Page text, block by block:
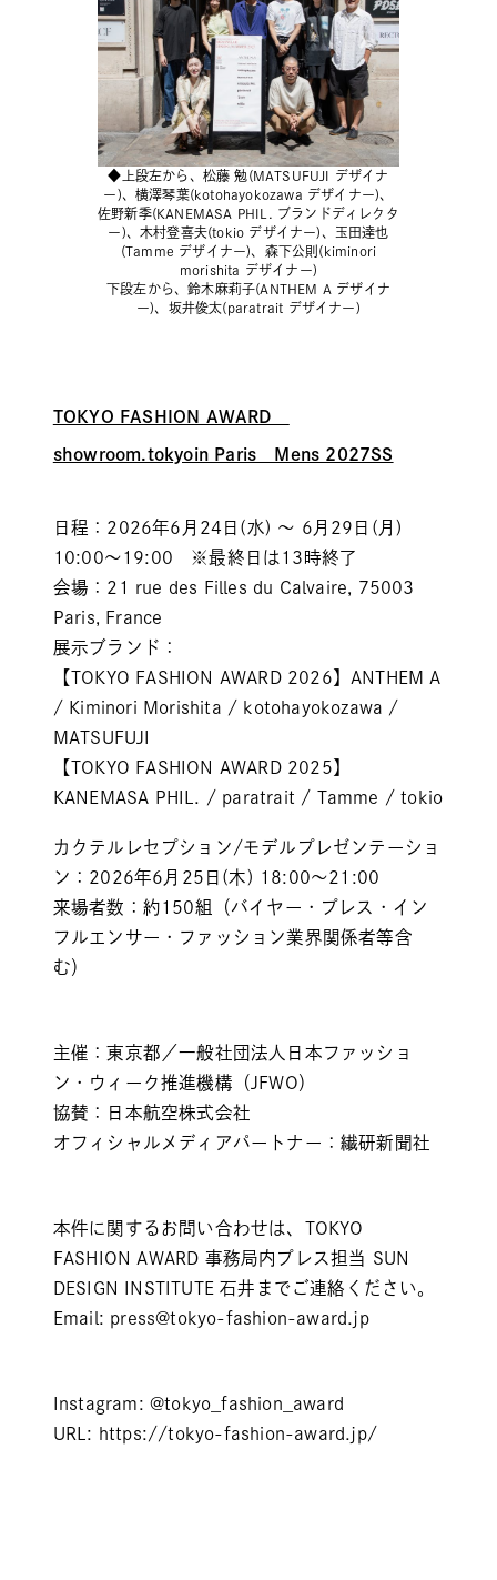
◆上段左から、松藤 勉(MATSUFUJI デザイナ
ー)、横澤琴葉(kotohayokozawa デザイナー)、
佐野新季(KANEMASA PHIL. ブランドディレクタ
ー)、木村登喜夫(tokio デザイナー)、玉田達也
(Tamme デザイナー)、森下公則(kiminori
morishita デザイナー)
下段左から、鈴木麻莉子(ANTHEM A デザイナ
ー)、坂井俊太(paratrait デザイナー)
TOKYO FASHION AWARD
showroom.tokyoin Paris Mens 2027SS
日程：2026年6月24日(水) ～ 6月29日(月)
10:00～19:00 ※最終日は13時終了
会場：21 rue des Filles du Calvaire, 75003
Paris, France
展示ブランド：
【TOKYO FASHION AWARD 2026】ANTHEM A
/ Kiminori Morishita / kotohayokozawa /
MATSUFUJI
【TOKYO FASHION AWARD 2025】
KANEMASA PHIL. / paratrait / Tamme / tokio
カクテルレセプション/モデルプレゼンテーショ
ン：2026年6月25日(木) 18:00～21:00
来場者数：約150組（バイヤー・プレス・イン
フルエンサー・ファッション業界関係者等含
む）
主催：東京都／一般社団法人日本ファッショ
ン・ウィーク推進機構（JFWO）
協賛：日本航空株式会社
オフィシャルメディアパートナー：繊研新聞社
本件に関するお問い合わせは、TOKYO
FASHION AWARD 事務局内プレス担当 SUN
DESIGN INSTITUTE 石井までご連絡ください。
Email: press@tokyo-fashion-award.jp
Instagram: @tokyo_fashion_award
URL: https://tokyo-fashion-award.jp/